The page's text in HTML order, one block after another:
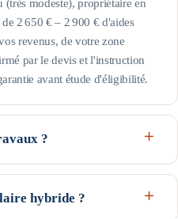
modeste), propriétaire en
2 650 € – 2 900 € d'aides
revenus, de votre zone
par le devis et l'instruction
avant étude d'éligibilité.
?
€ à 20 000 € selon le
économies : électricité
hybride ?